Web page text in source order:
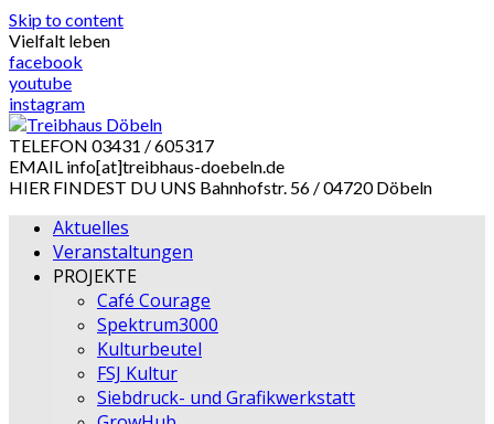
Skip to content
Vielfalt leben
facebook
youtube
instagram
TELEFON 03431 / 605317
EMAIL info[at]treibhaus-doebeln.de
HIER FINDEST DU UNS Bahnhofstr. 56 / 04720 Döbeln
Aktuelles
Veranstaltungen
PROJEKTE
Café Courage
Spektrum3000
Kulturbeutel
FSJ Kultur
Siebdruck- und Grafikwerkstatt